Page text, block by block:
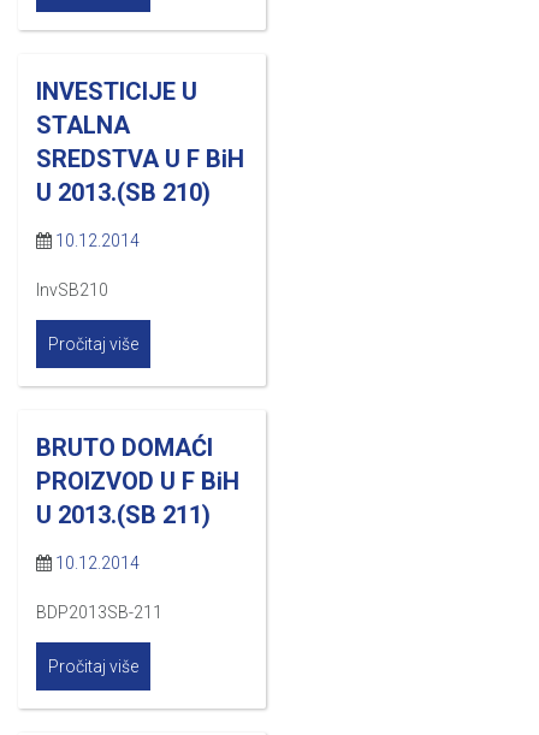
INVESTICIJE U
STALNA
SREDSTVA U F BiH
U 2013.(SB 210)
10.12.2014
InvSB210
Pročitaj više
BRUTO DOMAĆI
PROIZVOD U F BiH
U 2013.(SB 211)
10.12.2014
BDP2013SB-211
Pročitaj više